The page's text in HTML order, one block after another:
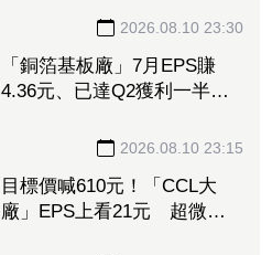
2026.08.10 23:30
「銅箔基板廠」7月EPS賺
4.36元、已達Q2獲利一半以
2026.08.10 23:15
目標價喊610元！「CCL大
廠」EPS上看21元 超微